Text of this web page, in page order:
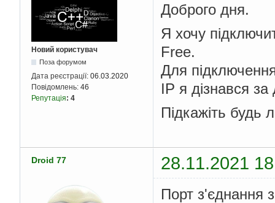
Новий користувач
Поза форумом
Дата реєстрації: 06.03.2020
Повідомлень: 46
Репутація: 4
Доброго дня.
Я хочу
Free.
Для
IP я дізнався
Підкажіть будь
Droid 77 28.11.2021
Порт з'єднання